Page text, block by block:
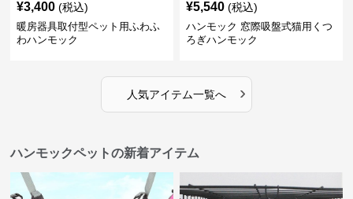
¥3,400 (税込)
暖房器具取付型ペット用ふわふ
わハンモック
¥5,540 (税込)
ハンモック 窓際吸盤式猫用くつ
ろぎハンモック
人気アイテム一覧へ ›
ハンモックペットの新着アイテム